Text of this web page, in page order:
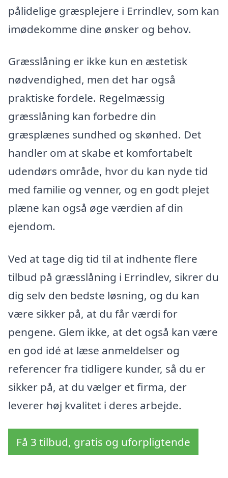
pålidelige græsplejere i Errindlev, som kan
imødekomme dine ønsker og behov.
Græsslåning er ikke kun en æstetisk
nødvendighed, men det har også
praktiske fordele. Regelmæssig
græsslåning kan forbedre din
græsplænes sundhed og skønhed. Det
handler om at skabe et komfortabelt
udendørs område, hvor du kan nyde tid
med familie og venner, og en godt plejet
plæne kan også øge værdien af din
ejendom.
Ved at tage dig tid til at indhente flere
tilbud på græsslåning i Errindlev, sikrer du
dig selv den bedste løsning, og du kan
være sikker på, at du får værdi for
pengene. Glem ikke, at det også kan være
en god idé at læse anmeldelser og
referencer fra tidligere kunder, så du er
sikker på, at du vælger et firma, der
leverer høj kvalitet i deres arbejde.
Få 3 tilbud, gratis og uforpligtende